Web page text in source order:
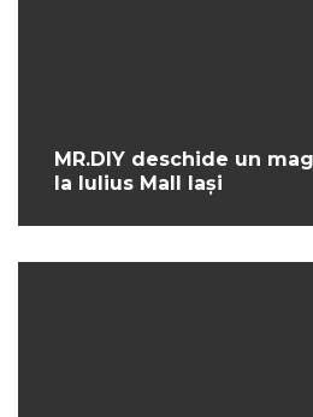
MR.DIY deschide un
la Iulius Mall Iași